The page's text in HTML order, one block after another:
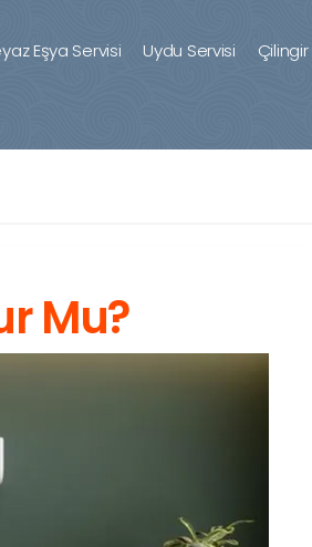
Eşya Servisi Uydu Servisi
Mu?